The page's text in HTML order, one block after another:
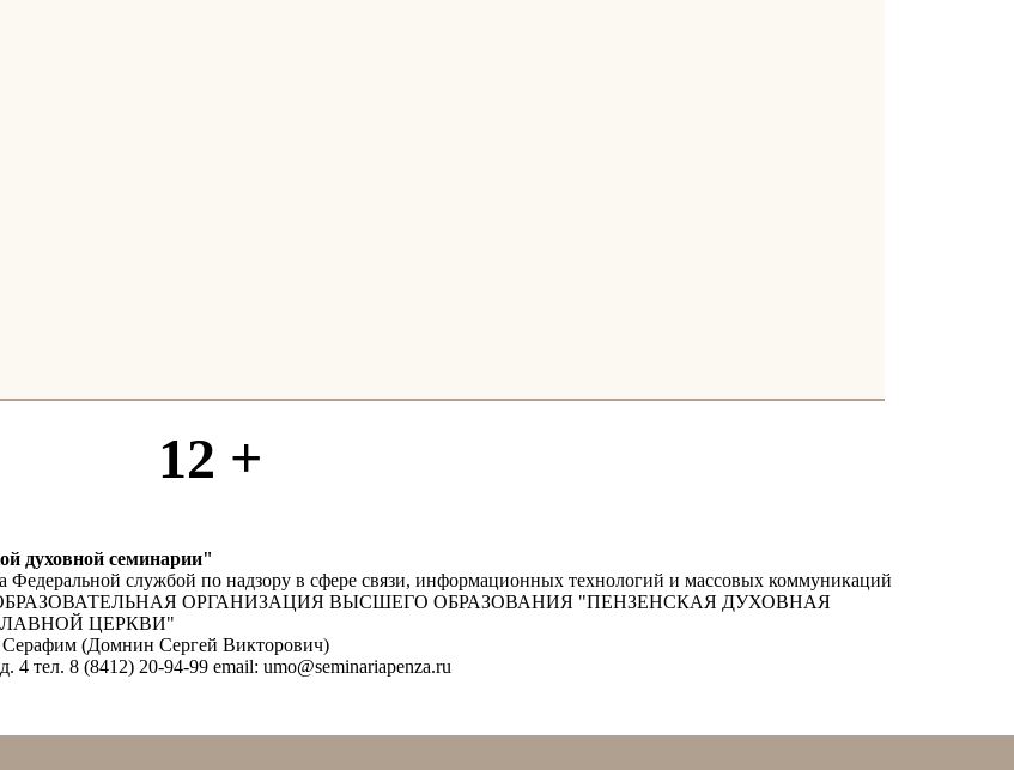
12 +
духовной семинарии"
Федеральной службой по надзору в сфере связи, информационных технологий и массовых коммуникаций
ОРГАНИЗАЦИЯ ВЫСШЕГО ОБРАЗОВАНИЯ "ПЕНЗЕНСКАЯ ДУХОВНАЯ
ЦЕРКВИ"
(Домнин Сергей Викторович)
4 тел. 8 (8412) 20-94-99 email: umo@seminariapenza.ru